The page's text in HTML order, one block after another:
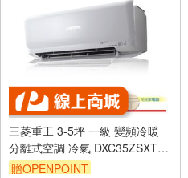
三菱重工 3-5坪 一級 變頻冷暖
分離式空調 冷氣 DXC35ZSXT2-
W/DXK35ZSXT2-W
贈OPENPOINT